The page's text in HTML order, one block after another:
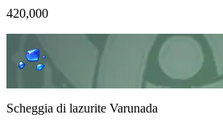
420,000
Scheggia di lazurite Varunada